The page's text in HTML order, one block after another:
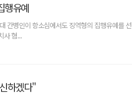
행유예
간병인이 항소심에서도 징역형의 집행유예를 선
사 혐...
하겠다"